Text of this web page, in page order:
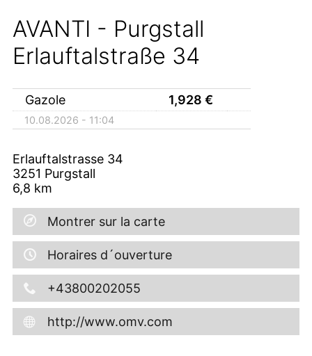
AVANTI - Purgstall
Erlauftalstraße 34
Gazole 1,928 €
10.08.2026 - 11:04
Erlauftalstrasse 34
3251 Purgstall
6,8 km
Montrer sur la carte
Horaires d´ouverture
+43800202055
http://www.omv.com